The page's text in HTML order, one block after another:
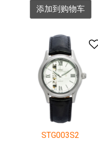
添加到购物车
STG003S2